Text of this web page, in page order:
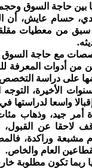
بين حاجة السوق
حسام عايش، أن
سبق من معطيات
مع حاجة
من أدوات المعرفة
بعضها على دراسة
الأخيرة،
جيد، وذهاب مئات
لاحقا عن القبول،
مشبعة وراكدة،
العام والخاص.
ربما تكون مطلوبة